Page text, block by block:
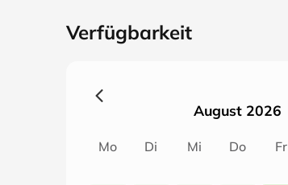
Verfügbarkeit
August 2026
Mo Di Mi Do Fr